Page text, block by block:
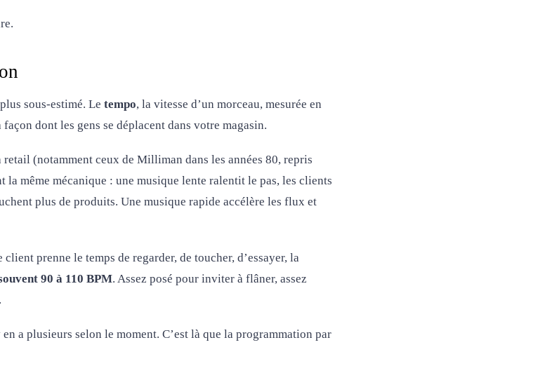
sous-estimé. Le tempo, la vitesse d’un morceau, mesurée en
dont les gens se déplacent dans votre magasin.
(notamment ceux de Milliman dans les années 80, repris
la même mécanique : une musique lente ralentit le pas, les clients
plus de produits. Une musique rapide accélère les flux et
prenne le temps de regarder, de toucher, d’essayer, la
90 à 110 BPM. Assez posé pour inviter à flâner, assez
a plusieurs selon le moment. C’est là que la programmation par